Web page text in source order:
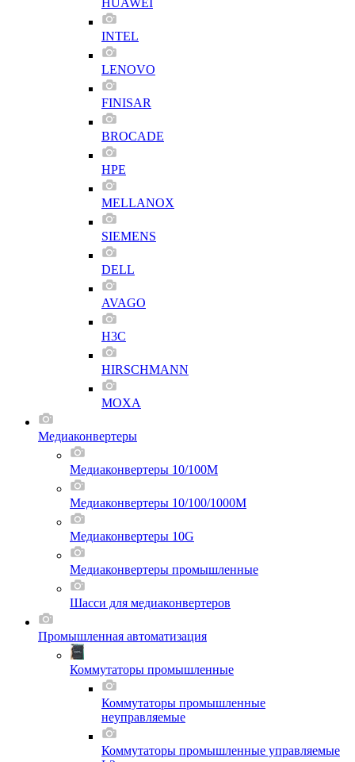
HUAWEI
INTEL
LENOVO
FINISAR
BROCADE
HPE
MELLANOX
SIEMENS
DELL
AVAGO
H3C
HIRSCHMANN
MOXA
Медиаконвертеры
Медиаконвертеры 10/100M
Медиаконвертеры 10/100/1000M
Медиаконвертеры 10G
Медиаконвертеры промышленные
Шасси для мeдиаконвертеров
Промышленная автоматизация
Коммутаторы промышленные
Коммутаторы промышленные
неуправляемые
Коммутаторы промышленные управляемые